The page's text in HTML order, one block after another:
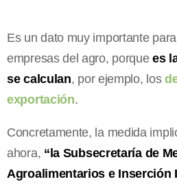
Es un dato muy importante
empresas del agro, porquees
se calculan, por ejemplo, los
exportación.
Concretamente, la medida
ahora, “la Subsecretaría de
Agroalimentarios e Inserción